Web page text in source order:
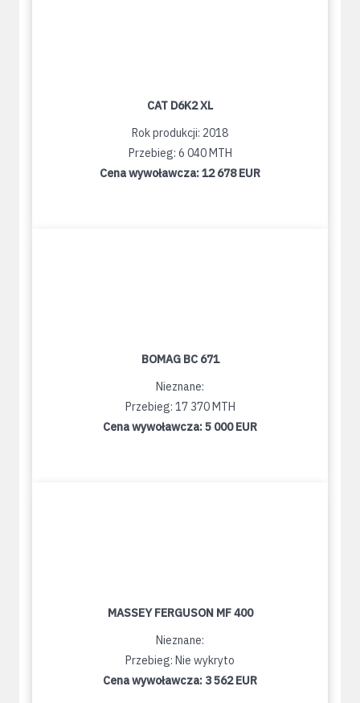
CAT D6K2 XL
Rok produkcji: 2018
Przebieg: 6 040 MTH
Cena wywoławcza:12 678 EUR
BOMAG BC 671
Nieznane:
Przebieg: 17 370 MTH
Cena wywoławcza:5 000 EUR
MASSEY FERGUSON MF 400
Nieznane:
Przebieg: Nie wykryto
Cena wywoławcza: 3 562 EUR